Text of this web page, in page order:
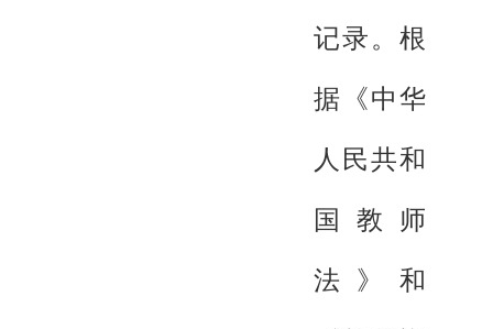
记录。根
据《中华
人民共和
国教师
法》和